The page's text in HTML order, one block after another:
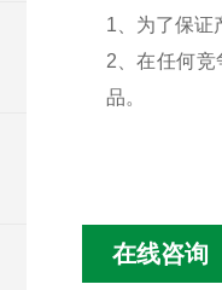
1、为了保证
2、在任何
品。
在线咨询